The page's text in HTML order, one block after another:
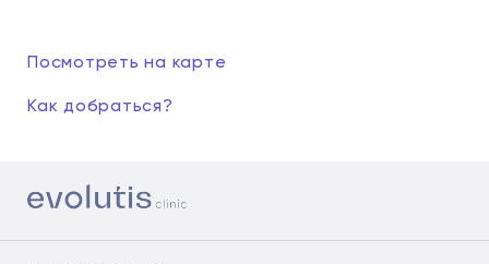
Посмотреть на карте
Как добраться?